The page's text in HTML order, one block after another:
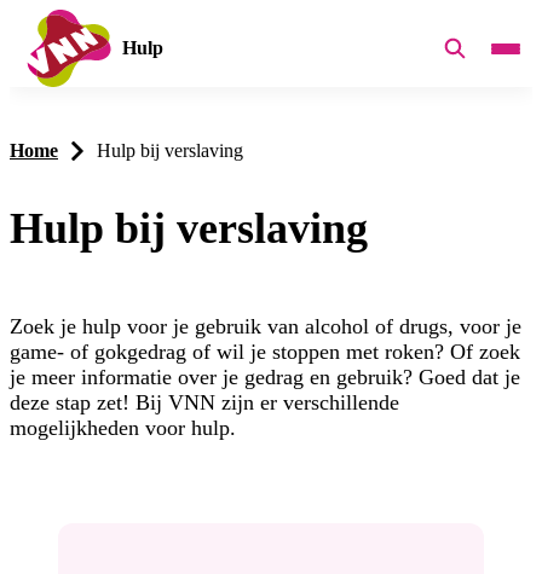
Hulp
Home Hulp bij verslaving
Hulp bij verslaving
Zoek je hulp voor je gebruik van alcohol of drugs, voor je
game- of gokgedrag of wil je stoppen met roken? Of zoek
je meer informatie over je gedrag en gebruik? Goed dat je
deze stap zet! Bij VNN zijn er verschillende
mogelijkheden voor hulp.